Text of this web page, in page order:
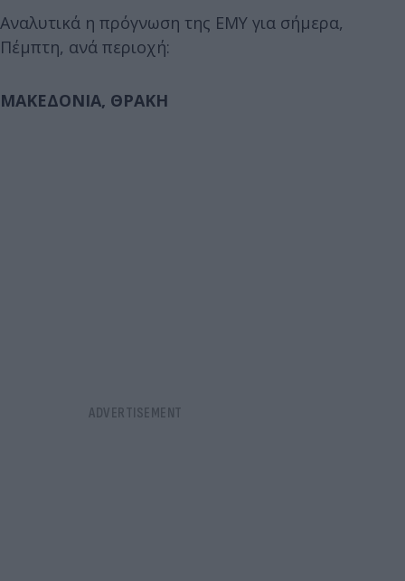
Αναλυτικά η πρόγνωση της ΕΜΥ για σήμερα,
Πέμπτη, ανά περιοχή:
ΜΑΚΕΔΟΝΙΑ, ΘΡΑΚΗ